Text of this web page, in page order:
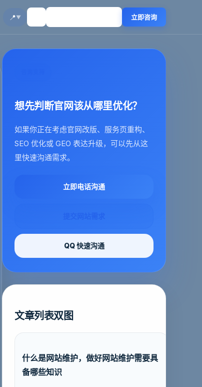
📍▼ 🔍
立即咨询
想先判断官网该从哪里优化？
如果你正在考虑官网改版、服务页重构、
SEO 优化或 GEO 表达升级，可以先从这
里快速沟通需求。
立即电话沟通
QQ 快速沟通
文章列表双图
什么是网站维护，做好网站维护需要具
备哪些知识